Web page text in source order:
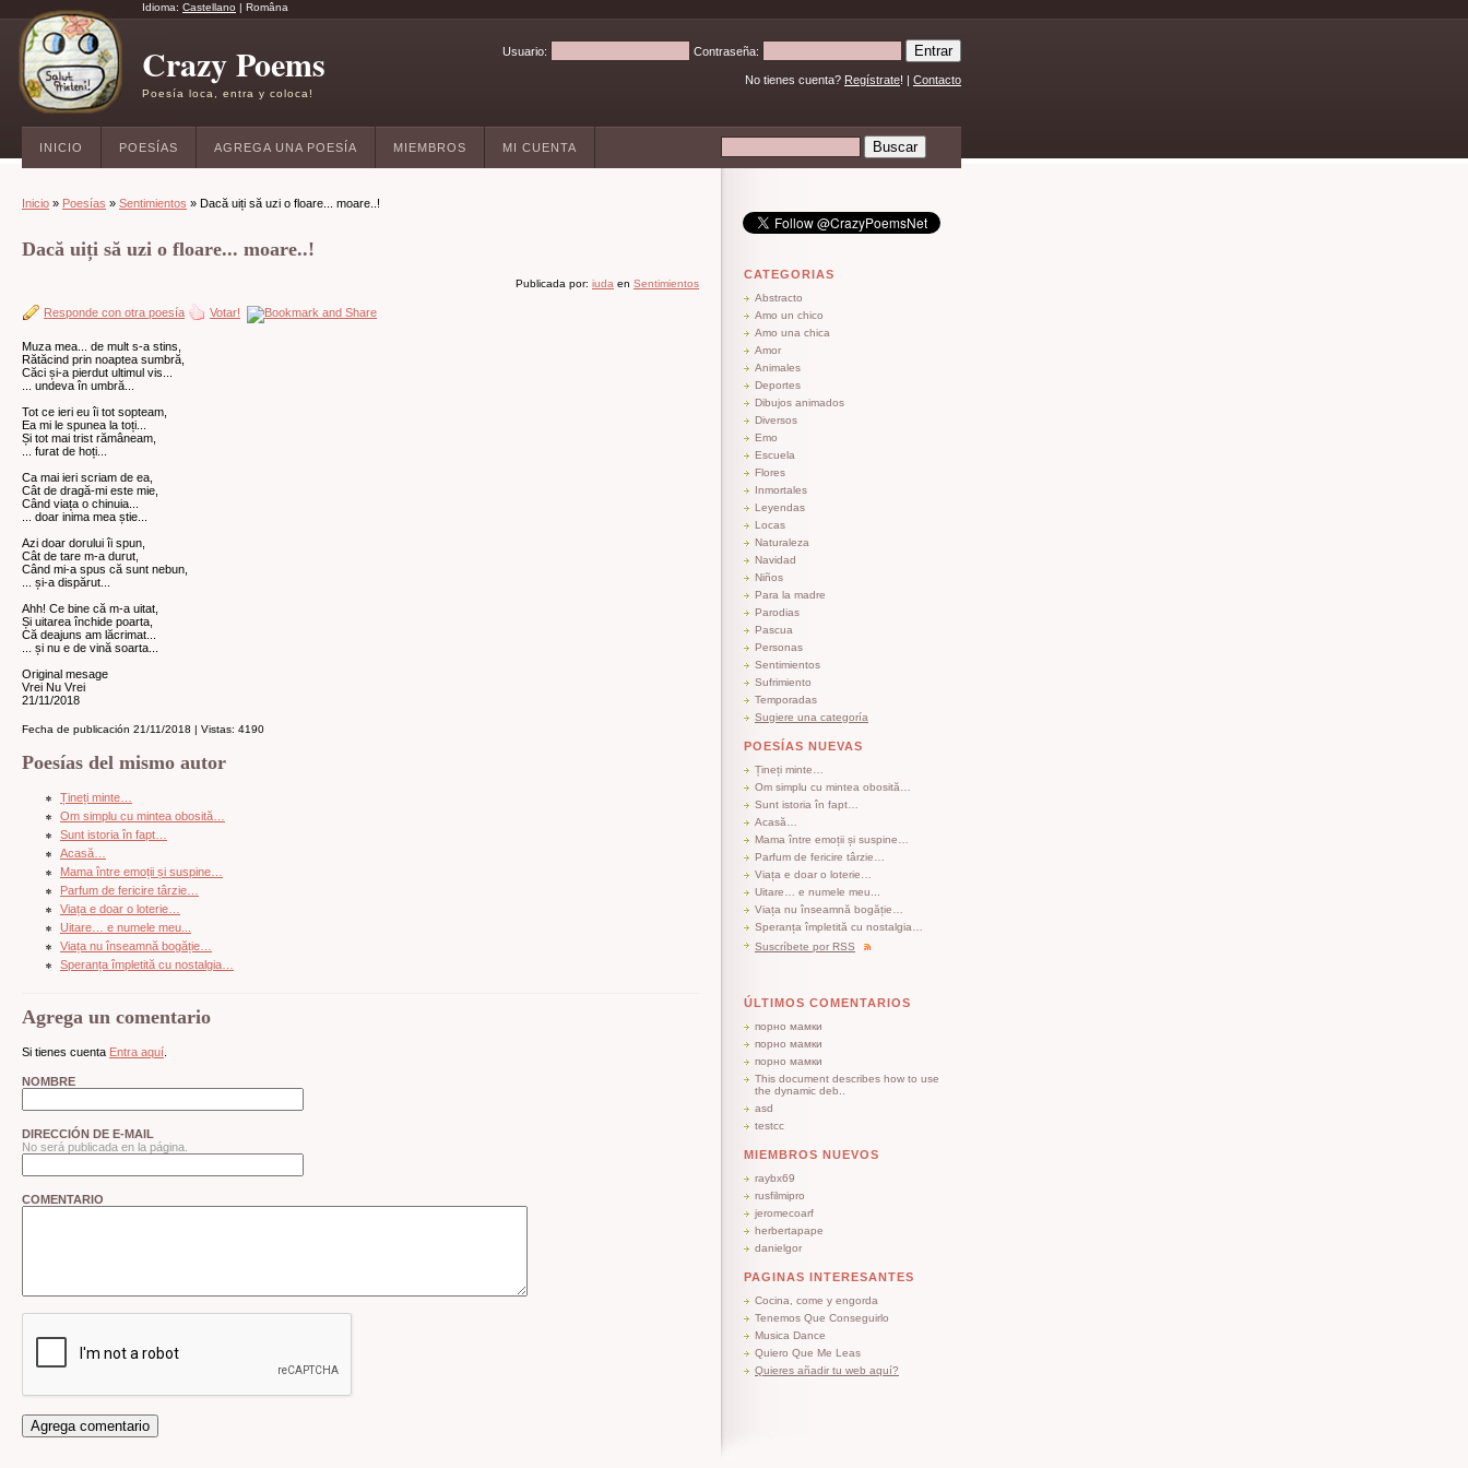
Idioma: Castellano | Româna
Crazy Poems
Poesía loca, entra y coloca!
Usuario: Contraseña:
No tienes cuenta? Regístrate! | Contacto
INICIO POESÍAS AGREGA UNA POESÍA MIEMBROS MI CUENTA
Inicio » Poesías » Sentimientos » Dacă uiți să uzi o floare... moare..!
Dacă uiți să uzi o floare... moare..!
Publicada por: iuda en Sentimientos
Responde con otra poesía Votar!
Muza mea... de mult s-a stins,
Rătăcind prin noaptea sumbră,
Căci și-a pierdut ultimul vis...
... undeva în umbră...
Tot ce ieri eu îi tot sopteam,
Ea mi le spunea la toți...
Și tot mai trist rămâneam,
... furat de hoți...
Ca mai ieri scriam de ea,
Cât de dragă-mi este mie,
Când viața o chinuia...
... doar inima mea știe...
Azi doar dorului îi spun,
Cât de tare m-a durut,
Când mi-a spus că sunt nebun,
... și-a dispărut...
Ahh! Ce bine că m-a uitat,
Și uitarea închide poarta,
Că deajuns am lăcrimat...
... și nu e de vină soarta...
Original mesage
Vrei Nu Vrei
21/11/2018
Fecha de publicación 21/11/2018 | Vistas: 4190
Poesías del mismo autor
Țineți minte…
Om simplu cu mintea obosită…
Sunt istoria în fapt…
Acasă…
Mama între emoții și suspine…
Parfum de fericire târzie…
Viața e doar o loterie…
Uitare… e numele meu...
Viața nu înseamnă bogăție…
Speranța împletită cu nostalgia…
Agrega un comentario
Si tienes cuenta Entra aquí
NOMBRE
DIRECCIÓN DE E-MAIL
No será publicada en la página.
COMENTARIO
CATEGORIAS
Abstracto
Amo un chico
Amo una chica
Amor
Animales
Deportes
Dibujos animados
Diversos
Emo
Escuela
Flores
Inmortales
Leyendas
Locas
Naturaleza
Navidad
Niños
Para la madre
Parodias
Pascua
Personas
Sentimientos
Sufrimiento
Temporadas
Sugiere una categoría
POESÍAS NUEVAS
Țineți minte…
Om simplu cu mintea obosită…
Sunt istoria în fapt…
Acasă…
Mama între emoții și suspine…
Parfum de fericire târzie…
Viața e doar o loterie…
Uitare… e numele meu...
Viața nu înseamnă bogăție…
Speranța împletită cu nostalgia…
Suscríbete por RSS
ÚLTIMOS COMENTARIOS
порно мамки
порно мамки
порно мамки
This document describes how to use
the dynamic deb..
asd
testcc
MIEMBROS NUEVOS
raybx69
rusfilmipro
jeromecoarf
herbertapape
danielgor
PAGINAS INTERESANTES
Cocina, come y engorda
Tenemos Que Conseguirlo
Musica Dance
Quiero Que Me Leas
Quieres añadir tu web aquí?